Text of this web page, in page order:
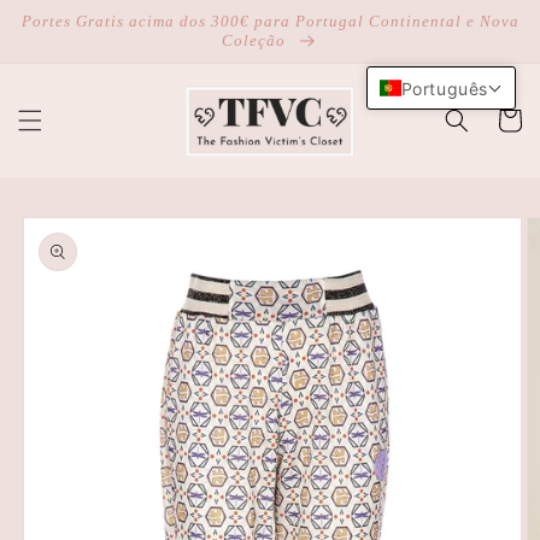
para o
Portes Gratis acima dos 300€ para Portugal Continental e Nova
Coleção
informação
do produto
Português